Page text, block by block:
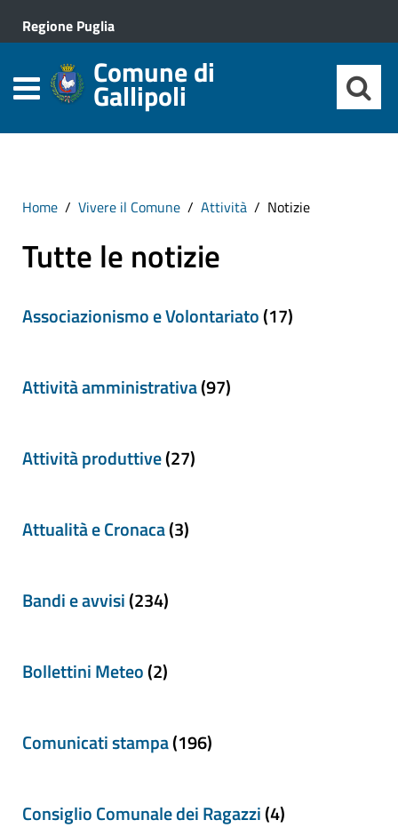
Regione Puglia
Comune di
Gallipoli
Home Vivere il Comune Attività Notizie
Tutte le notizie
Associazionismo e Volontariato(17)
Attività amministrativa(97)
Attività produttive(27)
Attualità e Cronaca(3)
Bandi e avvisi(234)
Bollettini Meteo(2)
Comunicati stampa(196)
Consiglio Comunale dei Ragazzi(4)